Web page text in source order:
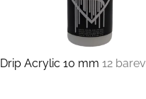
Drip Acrylic 10 mm 12 barev